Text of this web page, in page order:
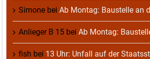
Simone bei Ab Montag: Baustelle an
Anlieger B 15 bei Ab Montag:
fish bei 13 Uhr: Unfall auf der